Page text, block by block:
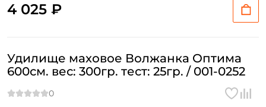
4 025 ₽
Удилище маховое Волжанка Оптима
600см. вес: 300гр. тест: 25гр. / 001-0252